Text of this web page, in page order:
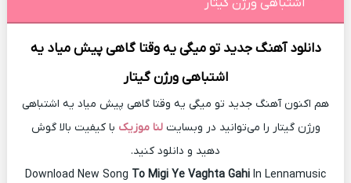
دانلود آهنگ جدید تو میگی یه وقتا گاهی پیش میاد یه
اشتباهی ورژن گیتار
هم اکنون آهنگ جدید تو میگی یه وقتا گاهی پیش میاد یه اشتباهی
ورژن گیتار را می‌توانید در وبسایتلنا موزیک با کیفیت بالا گوش
دهید و دانلود کنید.
Download New Song To Migi Ye Vaghta Gahi In Lennamusic